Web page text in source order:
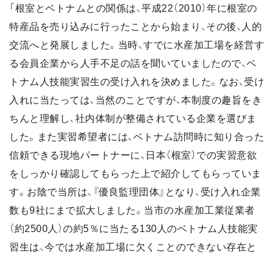
「根室とベトナムとの関係は、平成22（2010）年に根室の
特産品を売り込みに行ったことから始まり、その後、人的
交流へと発展しました。当時、すでに水産加工場を経営す
る会員企業から人手不足の話を聞いていましたので、ベ
トナム人技能実習生の受け入れを決めました。なお、受け
入れに当たっては、当然のことですが、本制度の趣旨をき
ちんと理解し、社内体制が整備されている企業を選びま
した。また実習希望者には、ベトナム訪問時に知り合った
信頼できる現地パートナーに、日本（根室）での実習意欲
をしっかり確認してもらった上で紹介してもらっていま
す。お陰で当所は、『優良監理団体』となり、受け入れ企業
数も9社にまで拡大しました。当市の水産加工業従業者
（約2500人）の約5％に当たる130人のベトナム人技能実
習生は、今では水産加工場に欠くことのできない存在と